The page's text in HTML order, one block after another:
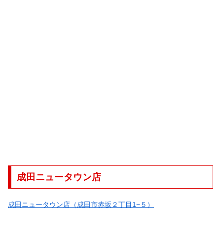
成田ニュータウン店
成田ニュータウン店（成田市赤坂２丁目1−５）